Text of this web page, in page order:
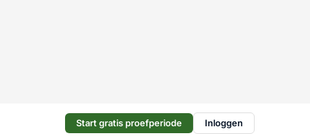
Start gratis proefperiode Inloggen